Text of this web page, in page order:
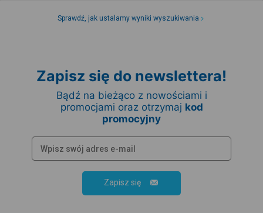
Sprawdź, jak ustalamy wyniki wyszukiwania
Zapisz się do newslettera!
Bądź na bieżąco z nowościami i
promocjami oraz otrzymaj kod
promocyjny
Zapisz się